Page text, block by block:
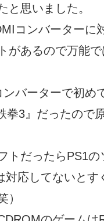
と思いました。
コンバーターに
があるので万能
バーターで初め
拳3』だったので
トだったらPS1の
対応してないと
）